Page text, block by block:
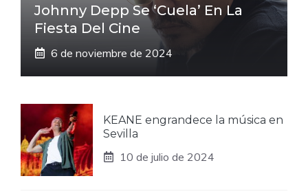
Johnny Depp Se ‘cuela’ En La
Fiesta Del Cine
6 de noviembre de 2024
KEANE engrandece la música en
Sevilla
10 de julio de 2024